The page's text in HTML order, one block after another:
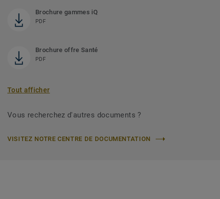
Brochure gammes iQ
PDF
Brochure offre Santé
PDF
Tout afficher
Vous recherchez d'autres documents ?
VISITEZ NOTRE CENTRE DE DOCUMENTATION